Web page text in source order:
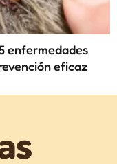
enfermedades
eficaz